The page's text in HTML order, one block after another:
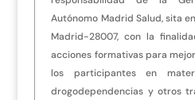
Autónomo Madrid Salud, sita
Madrid-28007, con la
acciones formativas para
los participantes en
drogodependencias y otros